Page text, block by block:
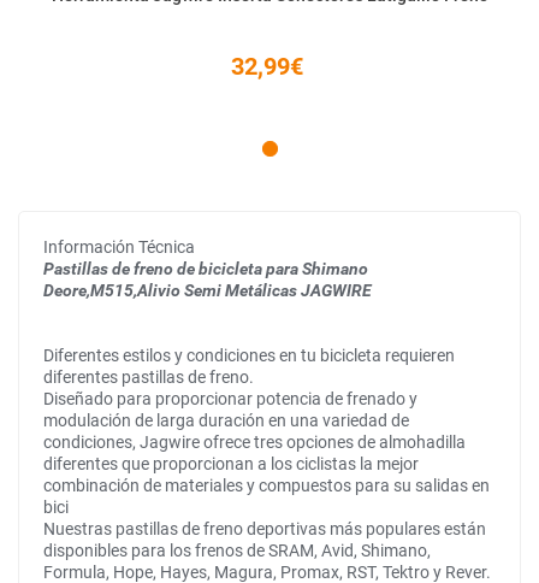
32,99€
Información Técnica
Pastillas de freno de bicicleta para Shimano
Deore,M515,Alivio Semi Metálicas JAGWIRE
Diferentes estilos y condiciones en tu bicicleta requieren
diferentes pastillas de freno.
Diseñado para proporcionar potencia de frenado y
modulación de larga duración en una variedad de
condiciones, Jagwire ofrece tres opciones de almohadilla
diferentes que proporcionan a los ciclistas la mejor
combinación de materiales y compuestos para su salidas en
bici
Nuestras pastillas de freno deportivas más populares están
disponibles para los frenos de SRAM, Avid, Shimano,
Formula, Hope, Hayes, Magura, Promax, RST, Tektro y Rever.